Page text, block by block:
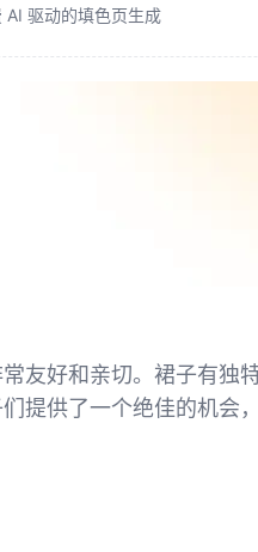
AI 驱动的填色页生成
友好和亲切。裙子有独
提供了一个绝佳的机会